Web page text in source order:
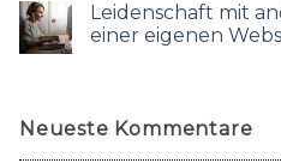
Leidenschaft mit
einer eigenen
Neueste Kommentare